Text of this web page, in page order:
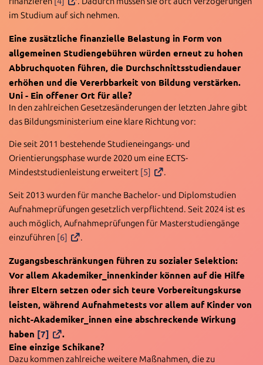
im Studium auf sich nehmen.
Eine zusätzliche finanzielle Belastung in Form von
allgemeinen Studiengebühren würden erneut zu hohen
Abbruchquoten führen, die Durchschnittsstudiendauer
erhöhen und die Vererbbarkeit von Bildung verstärken.
Uni - Ein offener Ort für alle?
In den zahlreichen Gesetzesänderungen der letzten Jahre gibt
das Bildungsministerium eine klare Richtung vor:
Die seit 2011 bestehende Studieneingangs- und
Orientierungsphase wurde 2020 um eine ECTS-
Mindeststudienleistung erweitert [5] .
Seit 2013 wurden für manche Bachelor- und Diplomstudien
Aufnahmeprüfungen gesetzlich verpflichtend. Seit 2024 ist es
auch möglich, Aufnahmeprüfungen für Masterstudiengänge
einzuführen [6] .
Zugangsbeschränkungen führen zu sozialer Selektion:
Vor allem Akademiker_innenkinder können auf die Hilfe
ihrer Eltern setzen oder sich teure Vorbereitungskurse
leisten, während Aufnahmetests vor allem auf Kinder von
nicht-Akademiker_innen eine abschreckende Wirkung
haben [7]
.
Eine einzige Schikane?
Dazu kommen zahlreiche weitere Maßnahmen, die zu